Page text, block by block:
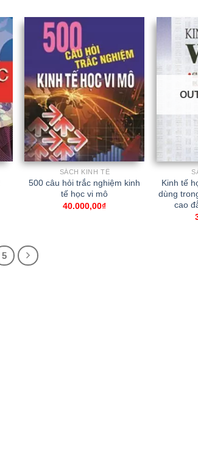
SÁCH KINH TẾ
500 câu hỏi trắc nghiệm kinh
tế học vi mô
40.000,00₫
Kinh tế
dùng
cao
5